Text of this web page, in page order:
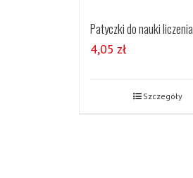
Patyczki do nauki liczenia
4,05 zł
Szczegóły